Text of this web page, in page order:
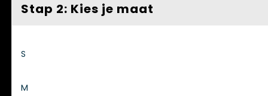
Stap 2: Kies je maat
S
M